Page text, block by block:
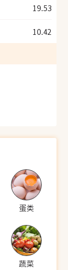
19.53
10.42
蛋类
蔬菜